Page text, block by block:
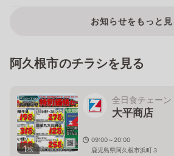
お知らせをもっと見
阿久根市のチラシを見る
1枚
全日食チェーン
大平商店
09:00～20:00
鹿児島県阿久根市浜町３